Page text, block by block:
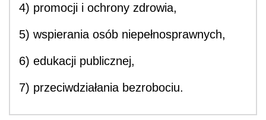
4) promocji i ochrony zdrowia,
5) wspierania osób niepełnosprawnych,
6) edukacji publicznej,
7) przeciwdziałania bezrobociu.